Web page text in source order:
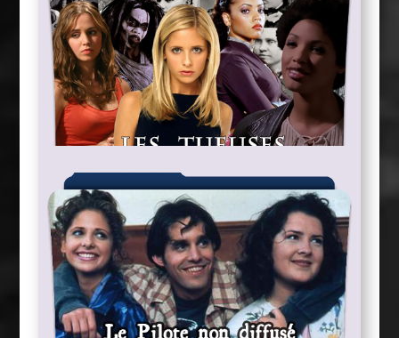
Les Tueuses
« En cours de reconstruction – disponible
bientôt »